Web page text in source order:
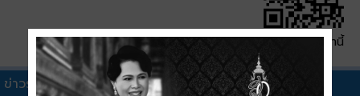
QR Code หน้านี้
ข่าวรับสมัครงานอื่นๆ